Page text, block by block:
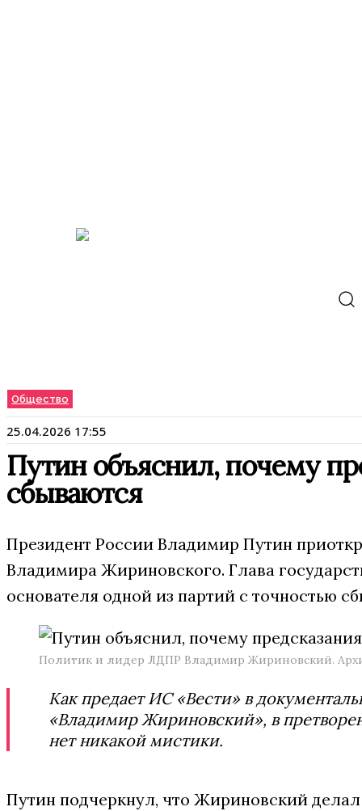
Общество
25.04.2026 17:55
Путин объяснил, почему
сбываются
Президент России Владимир Путин
Владимира Жириновского. Глава
основателя одной из партий с точностью
Политик и лидер ЛДПР Владимир Жириновский.
Как предает ИС «Вести» в
«Владимир Жириновский», в
нет никакой мистики.
Путин подчеркнул, что Жириновский